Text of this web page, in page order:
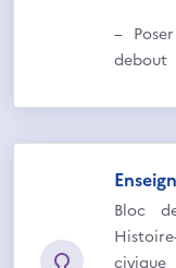
–
debout
Bloc
civique